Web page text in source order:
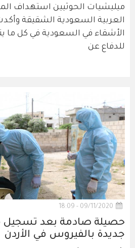
ميليشيات الحوثيين استهداف
العربية السعودية الشقيقة
الأشقاء في السعودية في كل ما
للدفاع عن
09/11/2020 - 18:09
جديدة بالفيروس في الأردن